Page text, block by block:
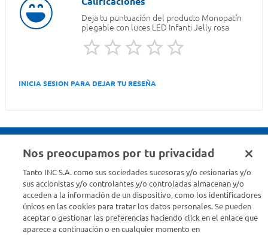
Deja tu puntuación del producto Monopatín
plegable con luces LED Infanti Jelly rosa
INICIA SESION PARA DEJAR TU RESEÑA
Estamos para ayudarte
¿Tenés una consulta? Comunicate con nosotros acá
Nos preocupamos por tu privacidad
Tanto INC S.A. como sus sociedades sucesoras y/o cesionarias y/o
sus accionistas y/o controlantes y/o controladas almacenan y/o
acceden a la información de un dispositivo, como los identificadores
únicos en las cookies para tratar los datos personales. Se pueden
aceptar o gestionar las preferencias haciendo click en el enlace que
aparece a continuación o en cualquier momento en